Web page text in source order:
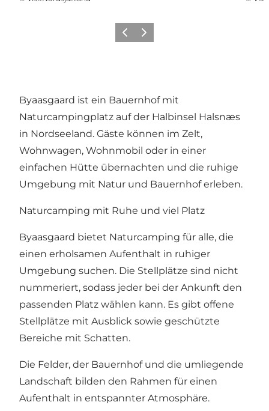
ZurückWeiter
Byaasgaard ist ein Bauernhof mit
Naturcampingplatz auf der Halbinsel Halsnæs
in Nordseeland. Gäste können im Zelt,
Wohnwagen, Wohnmobil oder in einer
einfachen Hütte übernachten und die ruhige
Umgebung mit Natur und Bauernhof erleben.
Naturcamping mit Ruhe und viel Platz
Byaasgaard bietet Naturcamping für alle, die
einen erholsamen Aufenthalt in ruhiger
Umgebung suchen. Die Stellplätze sind nicht
nummeriert, sodass jeder bei der Ankunft den
passenden Platz wählen kann. Es gibt offene
Stellplätze mit Ausblick sowie geschützte
Bereiche mit Schatten.
Die Felder, der Bauernhof und die umliegende
Landschaft bilden den Rahmen für einen
Aufenthalt in entspannter Atmosphäre.